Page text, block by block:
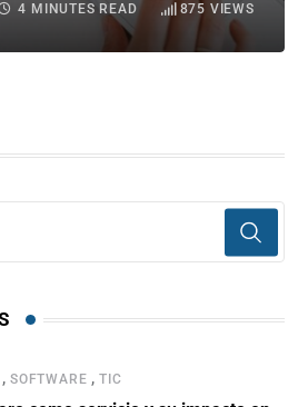
4 MINUTES READ 875 VIEWS
, SOFTWARE ,TIC